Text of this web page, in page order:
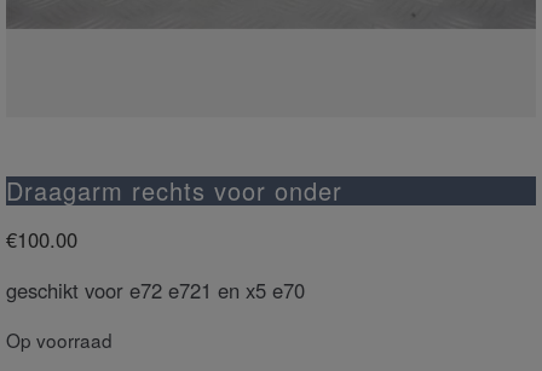
Draagarm rechts voor onder
€100.00
geschikt voor e72 e721 en x5 e70
Op voorraad